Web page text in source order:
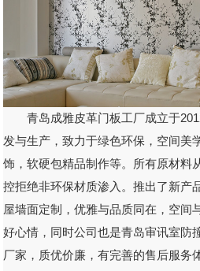
青岛成雅皮革门板工厂成立于
发与生产，致力于绿色环保，空间美
饰，软硬包精品制作等。所有原材料
控拒绝非环保材质渗入。推出了新产
屋墙面定制，优雅与品质同在，空间
好心情，同时公司也是青岛审讯室防
厂家，质优价廉，有完善的售后服务